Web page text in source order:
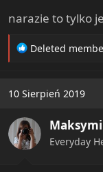
narazie to tylko
R
t
o
n
s
Deleted
10 Sierpień 2019
Everyday